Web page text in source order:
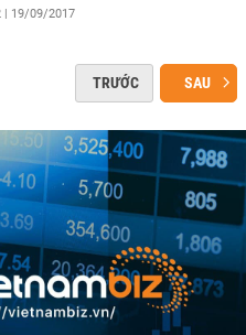
| 19/09/2017
TRƯỚC SAU